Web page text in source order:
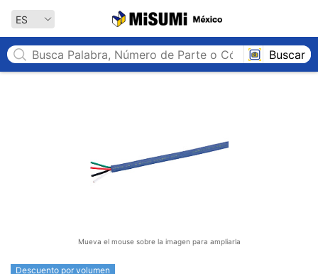
ES
Buscar
Mueva el mouse sobre la imagen para ampliarla
Descuento por volumen